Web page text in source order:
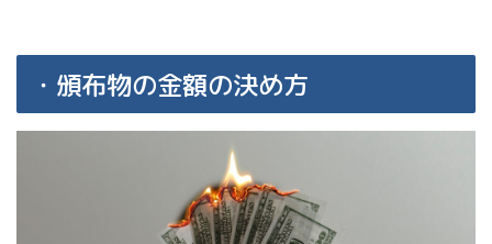
・頒布物の金額の決め方